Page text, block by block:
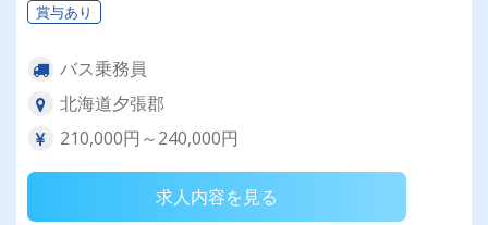
賞与あり
バス乗務員
北海道夕張郡
210,000円～240,000円
求人内容を見る